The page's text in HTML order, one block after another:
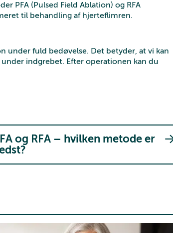
PFA (Pulsed Field Ablation) og RFA
til behandling af hjerteflimren.
under fuld bedøvelse. Det betyder, at vi kan
indgrebet. Efter operationen kan du
og RFA – hvilken metode er